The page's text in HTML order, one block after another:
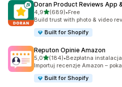
Doran Product Reviews App
4,9na 5 gwiazdek
(689)
Łączna liczba recenzji: 689
•Free
Build trust with photo & video
Built for Shopify
Reputon Opinie Amazon
5,0na 5 gwiazdek
(184)
Łączna liczba recenzji: 184
•Bezpłatna instalacja
Importuj recenzje Amazon –
Built for Shopify